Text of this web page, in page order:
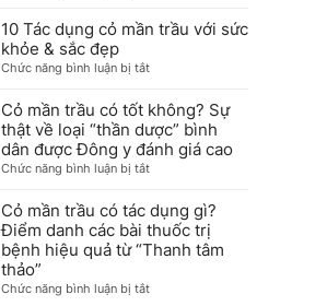
mượt,
dài
nhà
rụng
hiệu
tại
nhà
nấu
nước
tươi
&
khô
giữ
dược
tính
tại
10 Tác dụng cỏ mần trầu với sức
khỏe & sắc đẹp
Chức năng bình luận bị tắtở
Tác
dụng
cỏ
mần
trầu
sức
khỏe
&
đẹp
Cỏ mần trầu có tốt không? Sự
thật về loại “thần dược” bình
dân được Đông y đánh giá cao
Chức năng bình luận bị tắtở
mần
trầu
có
tốt
Sự
Cỏ mần trầu có tác dụng gì?
Điểm danh các bài thuốc trị
bệnh hiệu quả từ “Thanh tâm
thảo”
Chức năng bình luận bị tắtở